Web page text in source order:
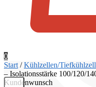
0
Start /Kühlzellen/
– Isolationsstärke 100/120/
Kundenwunsch